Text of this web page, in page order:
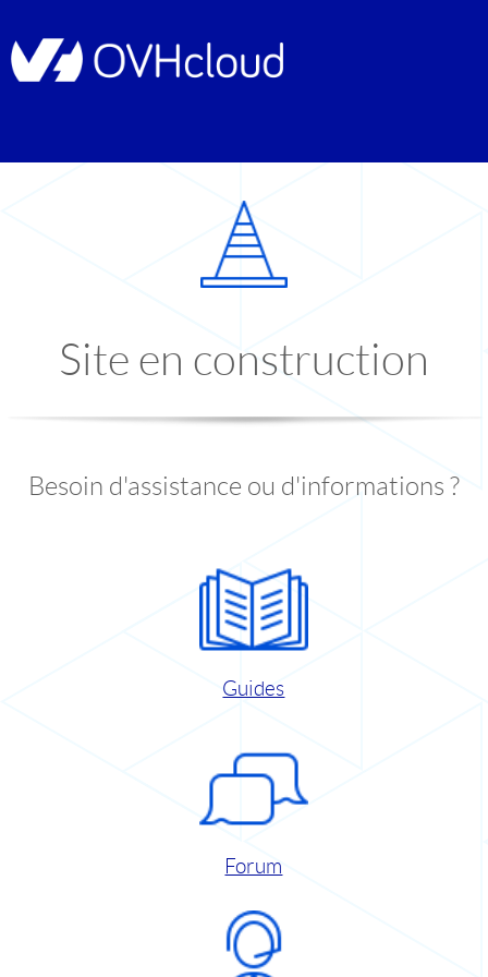
Site en construction
Besoin d'assistance ou d'informations ?
Guides
Forum